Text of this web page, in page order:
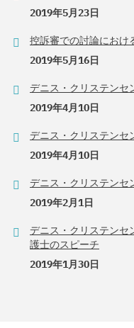
2019年5月23日
控訴審での討論におけ
2019年5月16日
デニス・クリステンセ
2019年4月10日
デニス・クリステンセ
2019年4月10日
デニス・クリステンセ
2019年2月1日
デニス・クリステンセ
護士のスピーチ
2019年1月30日